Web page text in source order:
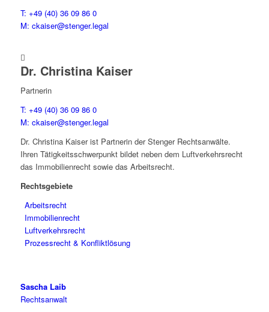
T: +49 (40) 36 09 86 0
M: ckaiser@stenger.legal

Dr. Christina Kaiser
Partnerin
T: +49 (40) 36 09 86 0
M: ckaiser@stenger.legal
Dr. Christina Kaiser ist Partnerin der Stenger Rechtsanwälte.
Ihren Tätigkeitsschwerpunkt bildet neben dem Luftverkehrsrecht
das Immobilienrecht sowie das Arbeitsrecht.
Rechtsgebiete
Arbeitsrecht
Immobilienrecht
Luftverkehrsrecht
Prozessrecht & Konfliktlösung
Sascha Laib
Rechtsanwalt